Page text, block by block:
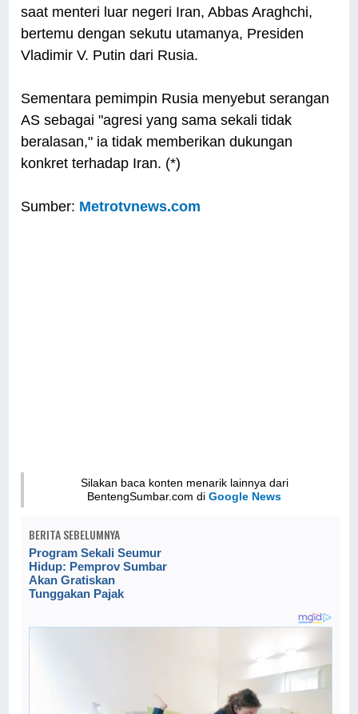
saat menteri luar negeri Iran, Abbas Araghchi,
bertemu dengan sekutu utamanya, Presiden
Vladimir V. Putin dari Rusia.
Sementara pemimpin Rusia menyebut serangan
AS sebagai "agresi yang sama sekali tidak
beralasan," ia tidak memberikan dukungan
konkret terhadap Iran. (*)
Sumber: Metrotvnews.com
Silakan baca konten menarik lainnya dari
BentengSumbar.com diGoogle News
BERITA SEBELUMNYA
Program Sekali Seumur
Hidup: Pemprov Sumbar
Akan Gratiskan
Tunggakan Pajak